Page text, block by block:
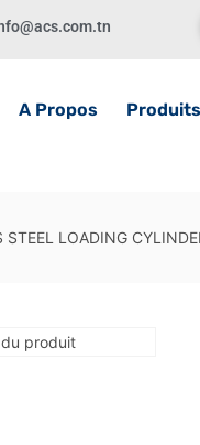
A Propos Produits
STEEL LOADING